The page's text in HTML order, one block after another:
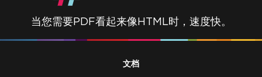
当您需要PDF看起来像HTML时，速度快。
文档